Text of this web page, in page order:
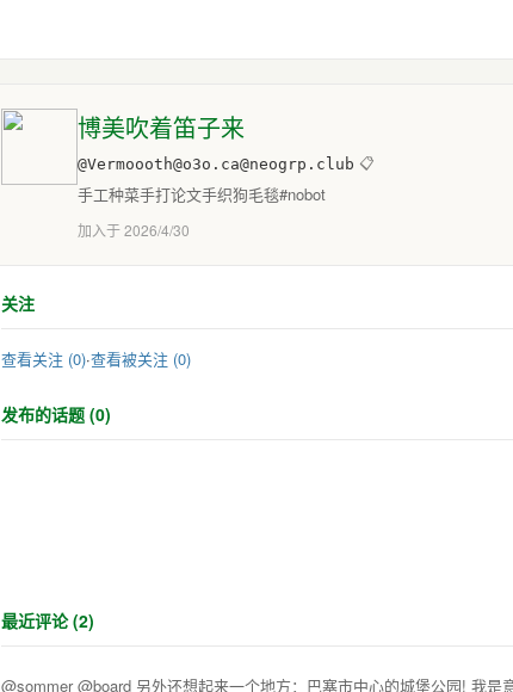
博美吹着笛子来
@Vermoooth@o3o.ca@neogrp.club 📋
手工种菜手打论文手织狗毛毯#nobot
加入于 2026/4/30
关注
查看关注 (0)·查看被关注 (0)
发布的话题 (0)
最近评论 (2)
@sommer @board 另外还想起来一个地方：巴塞市中心的城堡公园! 我